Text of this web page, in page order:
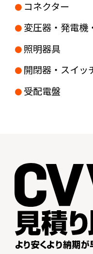
コネクター
変圧器・発電機
照明器具
開閉器・スイッ
受配電盤